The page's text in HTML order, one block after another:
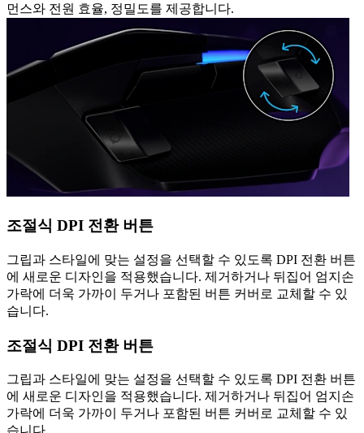
먼스와 전원 효율, 정밀도를 제공합니다.
조절식 DPI 전환 버튼
그립과 스타일에 맞는 설정을 선택할 수 있도록 DPI 전환 버튼
에 새로운 디자인을 적용했습니다. 제거하거나 뒤집어 엄지손
가락에 더욱 가까이 두거나 포함된 버튼 커버로 교체할 수 있
습니다.
조절식 DPI 전환 버튼
그립과 스타일에 맞는 설정을 선택할 수 있도록 DPI 전환 버튼
에 새로운 디자인을 적용했습니다. 제거하거나 뒤집어 엄지손
가락에 더욱 가까이 두거나 포함된 버튼 커버로 교체할 수 있